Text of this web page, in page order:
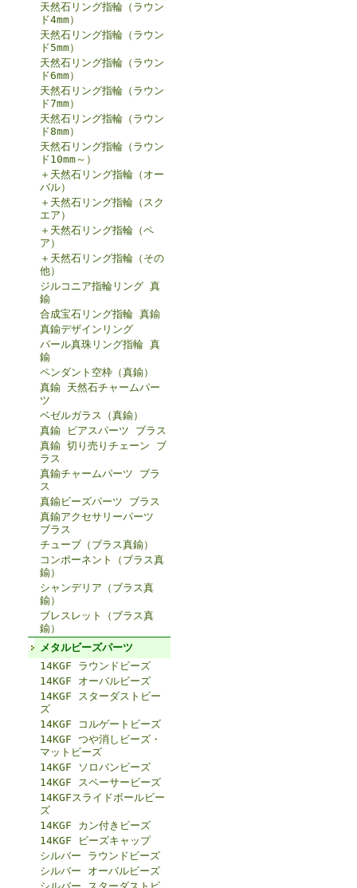
天然石リング指輪（ラウン
ド4mm）
天然石リング指輪（ラウン
ド5mm）
天然石リング指輪（ラウン
ド6mm）
天然石リング指輪（ラウン
ド7mm）
天然石リング指輪（ラウン
ド8mm）
天然石リング指輪（ラウン
ド10mm～）
＋天然石リング指輪（オー
バル）
＋天然石リング指輪（スク
エア）
＋天然石リング指輪（ペ
ア）
＋天然石リング指輪（その
他）
ジルコニア指輪リング 真
鍮
合成宝石リング指輪 真鍮
真鍮デザインリング
パール真珠リング指輪 真
鍮
ペンダント空枠（真鍮）
真鍮 天然石チャームパー
ツ
ベゼルガラス（真鍮）
真鍮 ピアスパーツ ブラス
真鍮 切り売りチェーン ブ
ラス
真鍮チャームパーツ ブラ
ス
真鍮ビーズパーツ ブラス
真鍮アクセサリーパーツ
ブラス
チューブ（ブラス真鍮）
コンポーネント（ブラス真
鍮）
シャンデリア（ブラス真
鍮）
ブレスレット（ブラス真
鍮）
メタルビーズパーツ
14KGF ラウンドビーズ
14KGF オーバルビーズ
14KGF スターダストビー
ズ
14KGF コルゲートビーズ
14KGF つや消しビーズ・
マットビーズ
14KGF ソロバンビーズ
14KGF スペーサービーズ
14KGFスライドボールビー
ズ
14KGF カン付きビーズ
14KGF ビーズキャップ
シルバー ラウンドビーズ
シルバー オーバルビーズ